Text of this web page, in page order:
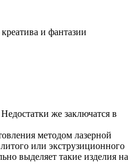
и фантазии
же заключатся в
методом лазерной
или экструзиционного
выделяет такие изделия на